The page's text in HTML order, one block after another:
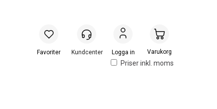
Priser inkl. moms
Logga in Handlevogn